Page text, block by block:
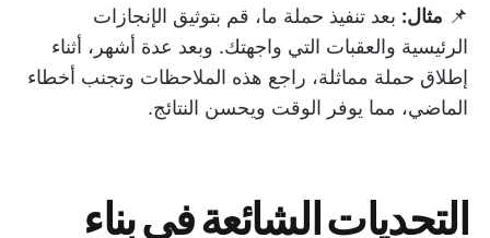
📌 مثال: بعد تنفيذ حملة ما، قم بتوثيق الإنجازات
الرئيسية والعقبات التي واجهتك. وبعد عدة أشهر، أثناء
إطلاق حملة مماثلة، راجع هذه الملاحظات وتجنب أخطاء
الماضي، مما يوفر الوقت ويحسن النتائج.
التحديات الشائعة في بناء